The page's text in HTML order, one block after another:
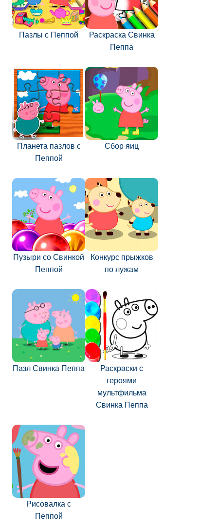
Пазлы с Пеппой
Раскраска Свинка
Пеппа
Планета пазлов с
Пеппой
Сбор яиц
Пузыри со Свинкой
Пеппой
Конкурс прыжков
по лужам
Пазл Свинка Пеппа
Раскраски с
героями
мультфильма
Свинка Пеппа
Рисовалка с
Пеппой